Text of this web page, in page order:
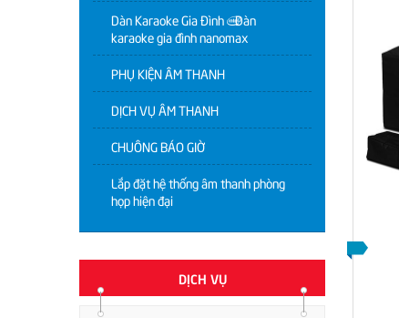
Dàn Karaoke Gia Đình | Dàn
karaoke gia đình nanomax
PHỤ KIỆN ÂM THANH
DỊCH VỤ ÂM THANH
CHUÔNG BÁO GIỜ
Lắp đặt hệ thống âm thanh phòng
họp hiện đại
DỊCH VỤ